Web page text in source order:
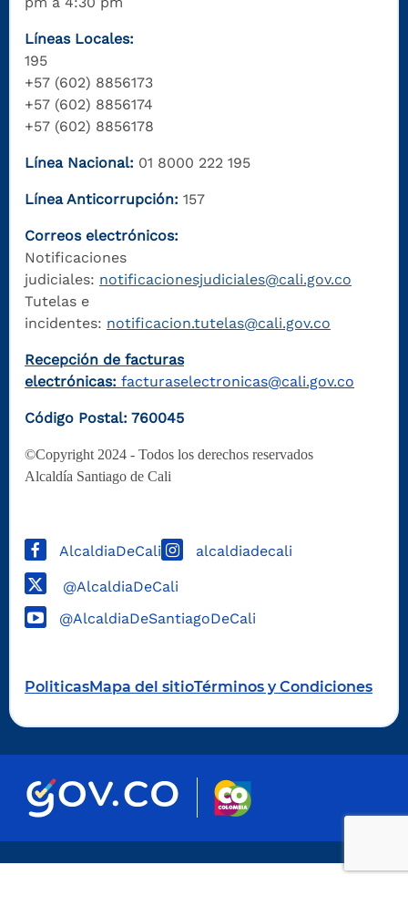
Líneas Locales:
195
+57 (602) 8856173
+57 (602) 8856174
+57 (602) 8856178
Línea Nacional: 01 8000 222 195
Línea Anticorrupción: 157
Correos electrónicos:
Notificaciones
judiciales: notificacionesjudiciales@cali.gov.co
Tutelas e
incidentes: notificacion.tutelas@cali.gov.co
Recepción de facturas
electrónicas: facturaselectronicas@cali.gov.co
Código Postal: 760045
©Copyright 2024 - Todos los derechos reservados
Alcaldía Santiago de Cali
AlcaldiaDeCali alcaldiadecali
@AlcaldiaDeCali
@AlcaldiaDeSantiagoDeCali
PoliticasMapa del sitioTérminos y Condiciones